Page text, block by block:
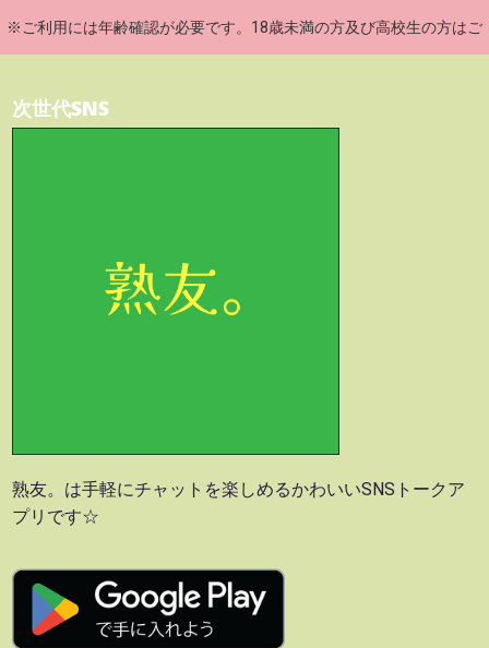
※ご利用には年齢確認が必要です。18歳未満の方及び高校生の方はご
次世代SNS
熟友。は手軽にチャットを楽しめるかわいいSNSトークア
プリです☆